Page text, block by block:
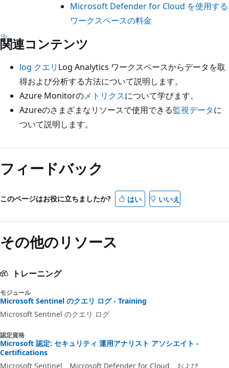
Microsoft Defender for Cloud を使用する
ワークスペースの料金
関連コンテンツ
log クエリ Log Analytics ワークスペースからデータを取
得および分析する方法について説明します。
Azure Monitorのメトリクスについて学びます。
Azureのさまざまなリソースで使用できる監視データに
ついて説明します。
フィードバック
このページはお役に立ちましたか? はい いいえ
その他のリソース
トレーニング
モジュール
Microsoft Sentinel のクエリ ログ - Training
Microsoft Sentinel のクエリ ログ
認定資格
Microsoft 認定: セキュリティ 運用アナリスト アソシエイト -
Certifications
Microsoft Sentinel、Microsoft Defender for Cloud、および